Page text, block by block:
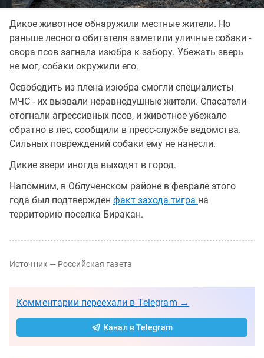
Дикое животное обнаружили местные жители. Но
раньше лесного обитателя заметили уличные собаки -
свора псов загнала изюбра к забору. Убежать зверь
не мог, собаки окружили его.
Освободить из плена изюбра смогли специалисты
МЧС - их вызвали неравнодушные жители. Спасатели
отогнали агрессивных псов, и животное убежало
обратно в лес, сообщили в пресс-службе ведомства.
Сильных повреждений собаки ему не нанесли.
Дикие звери иногда выходят в город.
Напомним, в Облученском районе в феврале этого
года был подтвержден факт захода тигра на
территорию поселка Биракан.
Источник — Российская газета
Комментарии переехали в Telegram →
Канал в Telegram